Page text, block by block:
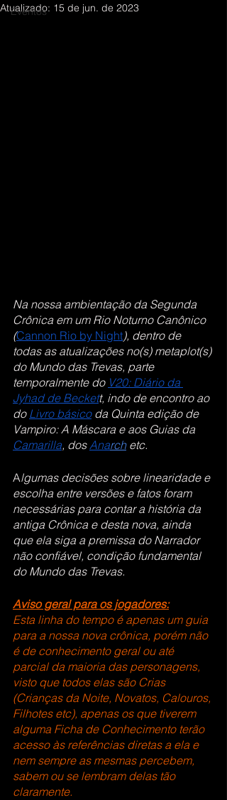
Eventos
Atualizado: 15 de jun. de 2023
Na nossa ambientação da Segunda
Crônica em um Rio Noturno Canônico
(Cannon Rio by Night), dentro de
todas as atualizações no(s) metaplot(s)
do Mundo das Trevas, parte
temporalmente do V20: Diário da
Jyhad de Beckett, indo de encontro ao
do Livro básico da Quinta edição de
Vampiro: A Máscara e aos Guias da
Camarilla, dos Anarch etc.
Algumas decisões sobre linearidade e
escolha entre versões e fatos foram
necessárias para contar a história da
antiga Crônica e desta nova, ainda
que ela siga a premissa do Narrador
não confiável, condição fundamental
do Mundo das Trevas.
Aviso geral para os jogadores:
Esta linha do tempo é apenas um guia
para a nossa nova crônica, porém não
é de conhecimento geral ou até
parcial da maioria das personagens,
visto que todos elas são Crias
(Crianças da Noite, Novatos, Calouros,
Filhotes etc), apenas os que tiverem
alguma Ficha de Conhecimento terão
acesso às referências diretas a ela e
nem sempre as mesmas percebem,
sabem ou se lembram delas tão
claramente.